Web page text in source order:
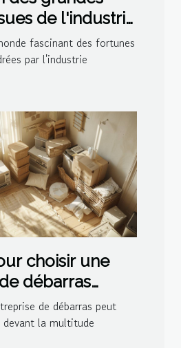
de l'industrie
fascinant des fortunes
par l'industrie
choisir une
débarras
de débarras peut
devant la multitude